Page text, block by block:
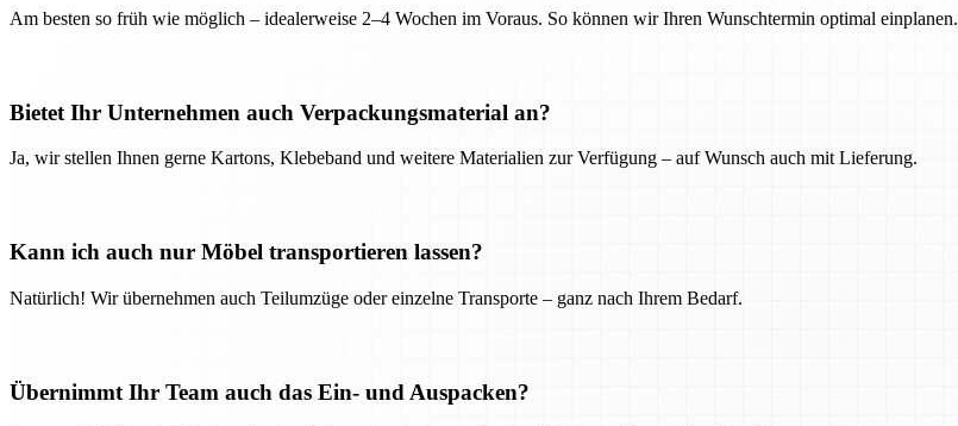
Am besten so früh wie möglich – idealerweise 2–4 Wochen im Voraus. So können wir Ihren Wunschtermin optimal einplanen.
Bietet Ihr Unternehmen auch Verpackungsmaterial an?
Ja, wir stellen Ihnen gerne Kartons, Klebeband und weitere Materialien zur Verfügung – auf Wunsch auch mit Lieferung.
Kann ich auch nur Möbel transportieren lassen?
Natürlich! Wir übernehmen auch Teilumzüge oder einzelne Transporte – ganz nach Ihrem Bedarf.
Übernimmt Ihr Team auch das Ein- und Auspacken?